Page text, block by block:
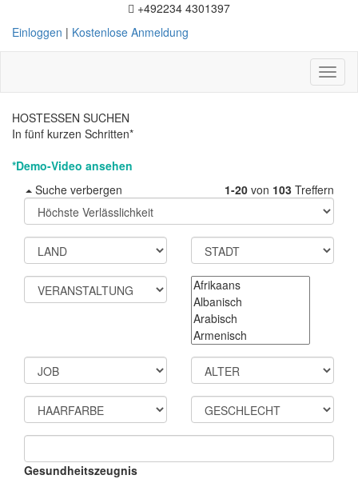
+492234 4301397
Einloggen | Kostenlose Anmeldung
HOSTESSEN SUCHEN
In fünf kurzen Schritten*
*Demo-Video ansehen
Suche verbergen
1-20 von 103 Treffern
Gesundheitszeugnis